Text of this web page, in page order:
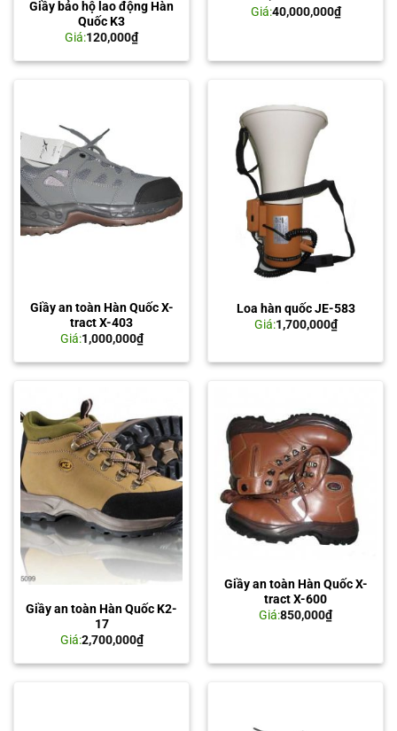
Giầy bảo hộ lao động Hàn
Quốc K3
Giá:120,000₫
Giá:40,000,000₫
Giầy an toàn Hàn Quốc X-
tract X-403
Giá:1,000,000₫
Loa hàn quốc JE-583
Giá:1,700,000₫
Giầy an toàn Hàn Quốc K2-
17
Giá:2,700,000₫
Giầy an toàn Hàn Quốc X-
tract X-600
Giá:850,000₫